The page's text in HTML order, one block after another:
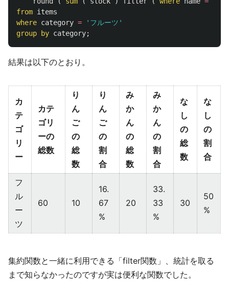
from items
where category =
'フルーツ'
group
by category;
結果は以下のとおり。
カ
テ
ゴ
リ
ー
カテ
ゴリ
ーの
総数
り
ん
ご
の
総
数
り
ん
ご
の
割
合
み
か
ん
の
総
数
み
か
ん
の
割
合
な
し
の
総
数
な
し
の
割
合
フ
ル
ー
ツ
60 10
16.
67
%
20
33.
33
%
30
50
%
集約関数と一緒に利用できる「filter関数」、統計を取る
まで知らなかったのですが実は便利な関数でした。